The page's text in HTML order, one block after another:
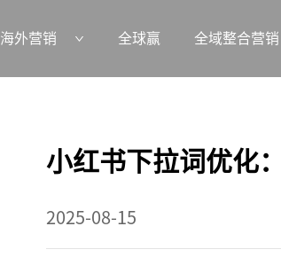
海外营销 全球赢 全域整合营销
小红书下拉词优化
2025-08-15